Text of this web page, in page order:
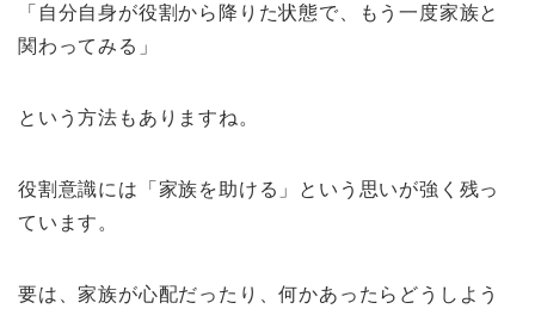
「自分自身が役割から降りた状態で、もう一度家族と
関わってみる」
という方法もありますね。
役割意識には「家族を助ける」という思いが強く残っ
ています。
要は、家族が心配だったり、何かあったらどうしよう